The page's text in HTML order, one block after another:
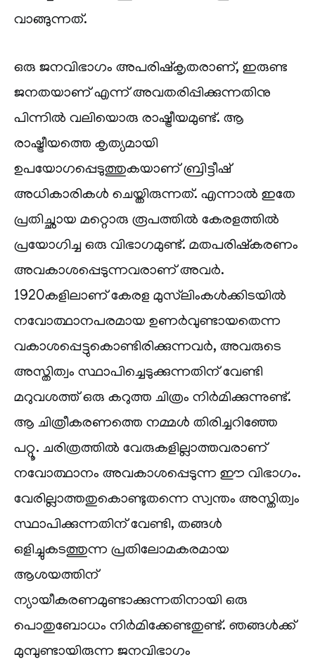
വാങ്ങുന്നത്.
ഒരു ജനവിഭാഗം അപരിഷ്‌കൃതരാണ്, ഇരുണ്ട
ജനതയാണ് എന്ന് അവതരിപ്പിക്കുന്നതിനു
പിന്നിൽ വലിയൊരു രാഷ്ട്രീയമുണ്ട്. ആ
രാഷ്ട്രീയത്തെ കൃത്യമായി
ഉപയോഗപ്പെടുത്തുകയാണ് ബ്രിട്ടീഷ്
അധികാരികൾ ചെയ്തിരുന്നത്. എന്നാൽ ഇതേ
പ്രതിച്ഛായ മറ്റൊരു രൂപത്തിൽ കേരളത്തിൽ
പ്രയോഗിച്ച ഒരു വിഭാഗമുണ്ട്. മതപരിഷ്‌കരണം
അവകാശപ്പെടുന്നവരാണ് അവർ.
1920കളിലാണ് കേരള മുസ്‌ലിംകൾക്കിടയിൽ
നവോത്ഥാനപരമായ ഉണർവുണ്ടായതെന്ന
വകാശപ്പെട്ടുകൊണ്ടിരിക്കുന്നവർ, അവരുടെ
അസ്തിത്വം സ്ഥാപിച്ചെടുക്കുന്നതിന് വേണ്ടി
മറുവശത്ത് ഒരു കറുത്ത ചിത്രം നിർമിക്കുന്നുണ്ട്.
ആ ചിത്രീകരണത്തെ നമ്മൾ തിരിച്ചറിഞ്ഞേ
പറ്റൂ. ചരിത്രത്തിൽ വേരുകളില്ലാത്തവരാണ്
നവോത്ഥാനം അവകാശപ്പെടുന്ന ഈ വിഭാഗം.
വേരില്ലാത്തതുകൊണ്ടുതന്നെ സ്വന്തം അസ്തിത്വം
സ്ഥാപിക്കുന്നതിന് വേണ്ടി, തങ്ങൾ
ഒളിച്ചുകടത്തുന്ന പ്രതിലോമകരമായ
ആശയത്തിന്
ന്യായീകരണമുണ്ടാക്കുന്നതിനായി ഒരു
പൊതുബോധം നിർമിക്കേണ്ടതുണ്ട്. ഞങ്ങൾക്ക്
മുമ്പുണ്ടായിരുന്ന ജനവിഭാഗം